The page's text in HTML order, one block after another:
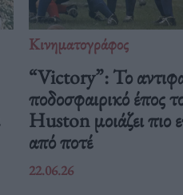
Κινηματογράφος
“Victory”: Το
ποδοσφαιρικό έπος
Huston μοιάζει πιο
από ποτέ
22.06.26